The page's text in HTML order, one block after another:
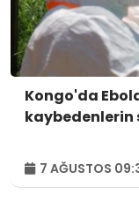
Kongo'da
kaybedenlerin
7 AĞUSTOS